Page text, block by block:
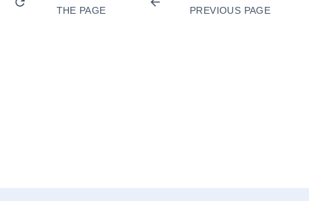
THE PAGE
PREVIOUS PAGE